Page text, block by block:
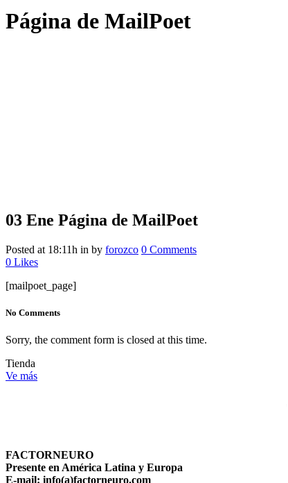
Página de MailPoet
03 Ene Página de MailPoet
Posted at 18:11h in by forozco 0 Comments
0 Likes
[mailpoet_page]
No Comments
Sorry, the comment form is closed at this time.
Tienda
Ve más
FACTORNEURO
Presente en América Latina y Europa
E-mail: info(a)factorneuro.com